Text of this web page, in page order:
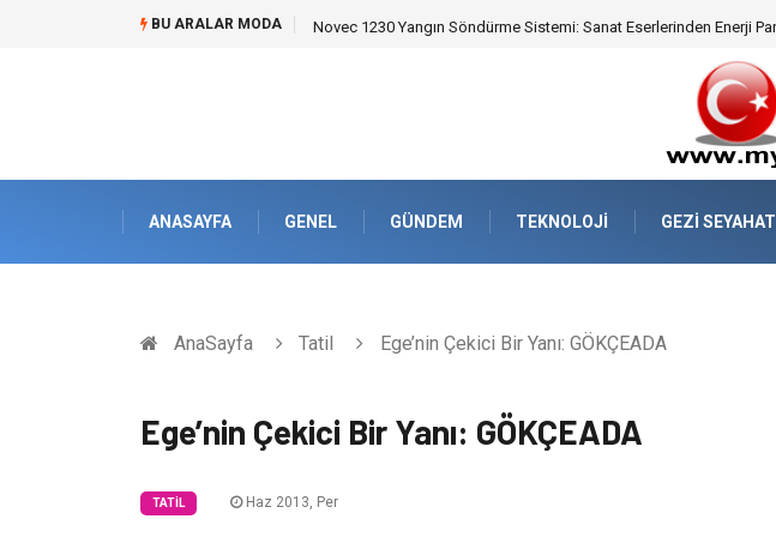
BU ARALAR MODA Skoda Yedek Parça Seçiminde Teknik Uyumluluk ve Sürüş Konforu
ANASAYFA GENEL GÜNDEM TEKNOLOJI GEZI SEYAHAT
AnaSayfa Tatil Ege’nin Çekici Bir Yanı: GÖKÇEADA
Ege’nin Çekici Bir Yanı: GÖKÇEADA
TATIL Haz 2013, Per